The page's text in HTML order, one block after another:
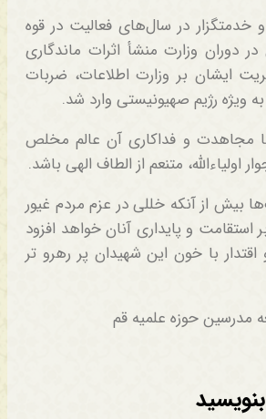
در سال‌های فعالیت در قوه
دوران وزارت منشأ اثرات ماندگاری
ایشان بر وزارت اطلاعات، ضربات
ویژه رژیم صهیونیستی وارد شد.
مجاهدت و فداکاری آن عالم مخلص
اولیاءالله، متنعم از الطاف الهی باشد.
از آنکه خللی در عزم مردم غیور
استقامت و پایداری آنان خواهد افزود
با خون این شهیدان پر رهرو تر
مدرسین حوزه علمیه قم